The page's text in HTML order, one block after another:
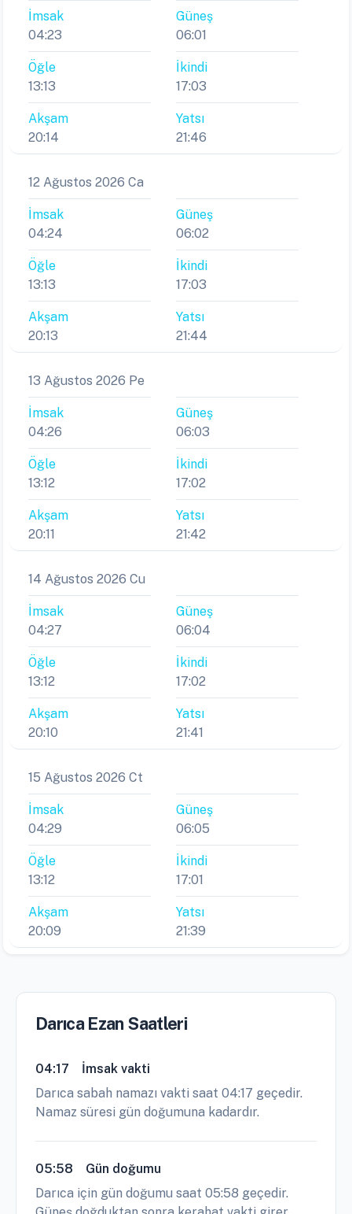
İmsak
04:23
Güneş
06:01
Öğle
13:13
İkindi
17:03
Akşam
20:14
Yatsı
21:46
12 Ağustos 2026 Ca
İmsak
04:24
Güneş
06:02
Öğle
13:13
İkindi
17:03
Akşam
20:13
Yatsı
21:44
13 Ağustos 2026 Pe
İmsak
04:26
Güneş
06:03
Öğle
13:12
İkindi
17:02
Akşam
20:11
Yatsı
21:42
14 Ağustos 2026 Cu
İmsak
04:27
Güneş
06:04
Öğle
13:12
İkindi
17:02
Akşam
20:10
Yatsı
21:41
15 Ağustos 2026 Ct
İmsak
04:29
Güneş
06:05
Öğle
13:12
İkindi
17:01
Akşam
20:09
Yatsı
21:39
Darıca Ezan Saatleri
04:17
İmsak vakti
Darıca sabah namazı vakti saat 04:17 geçedir.
Namaz süresi gün doğumuna kadardır.
05:58
Gün doğumu
Darıca için gün doğumu saat 05:58 geçedir.